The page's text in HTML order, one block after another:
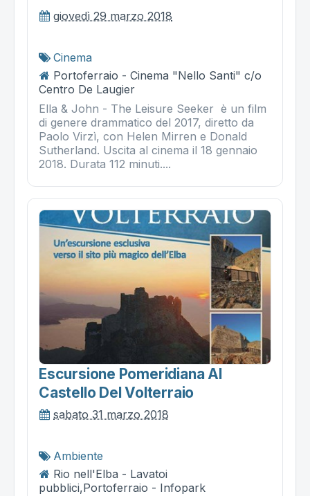
giovedì 29 marzo 2018
Cinema
Portoferraio - Cinema "Nello Santi" c/o
Centro De Laugier
Ella & John - The Leisure Seeker è un film
di genere drammatico del 2017, diretto da
Paolo Virzì, con Helen Mirren e Donald
Sutherland. Uscita al cinema il 18 gennaio
2018. Durata 112 minuti....
Escursione Pomeridiana Al
Castello Del Volterraio
sabato 31 marzo 2018
Ambiente
Rio nell'Elba - Lavatoi
pubblici,Portoferraio - Infopark